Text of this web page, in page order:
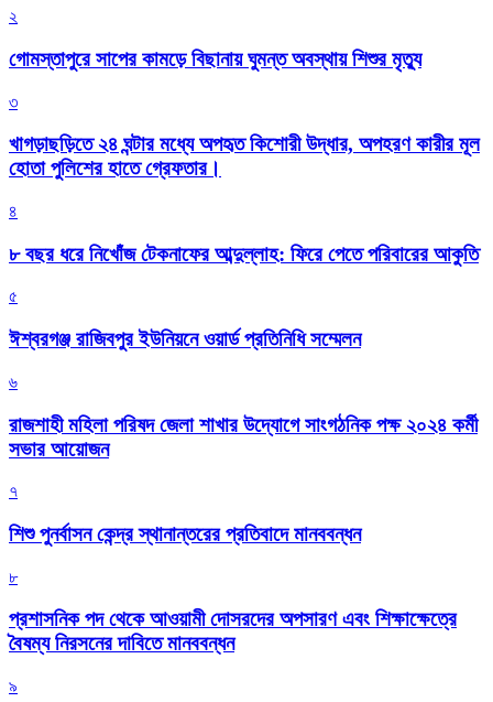
২
গোমস্তাপুরে সাপের কামড়ে বিছানায় ঘুমন্ত অবস্থায় শিশুর মৃত্যু
৩
খাগড়াছড়িতে ২৪ ঘন্টার মধ্যে অপহৃত কিশোরী উদ্ধার, অপহরণ কারীর মূল
হোতা পুলিশের হাতে গ্রেফতার।
৪
৮ বছর ধরে নিখোঁজ টেকনাফের আব্দুল্লাহ: ফিরে পেতে পরিবারের আকুতি
৫
ঈশ্বরগঞ্জ রাজিবপুর ইউনিয়নে ওয়ার্ড প্রতিনিধি সম্মেলন
৬
রাজশাহী মহিলা পরিষদ জেলা শাখার উদ্যোগে সাংগঠনিক পক্ষ ২০২৪ কর্মী
সভার আয়োজন
৭
শিশু পুনর্বাসন কেন্দ্র স্থানান্তরের প্রতিবাদে মানববন্ধন
৮
প্রশাসনিক পদ থেকে আওয়ামী দোসরদের অপসারণ এবং শিক্ষাক্ষেত্রে
বৈষম্য নিরসনের দাবিতে মানববন্ধন
৯